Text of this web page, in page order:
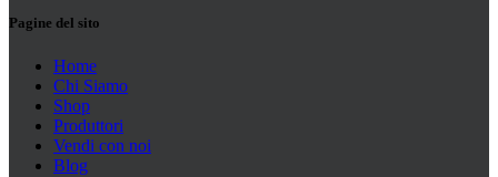
Pagine del sito
Home
Chi Siamo
Shop
Produttori
Vendi con noi
Blog